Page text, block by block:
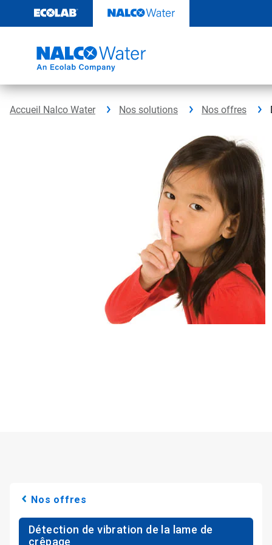
contenu
Accueil Nalco Water Nos solutions Nos offres
Nos offres
Détection de vibration de la lame de
crêpage